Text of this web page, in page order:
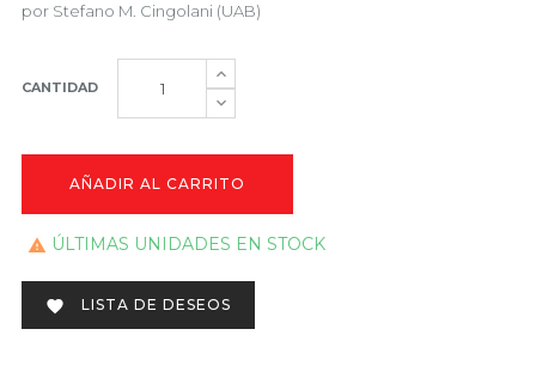
por Stefano M. Cingolani (UAB)
CANTIDAD
AÑADIR AL CARRITO
 ÚLTIMAS UNIDADES EN STOCK
 LISTA DE DESEOS